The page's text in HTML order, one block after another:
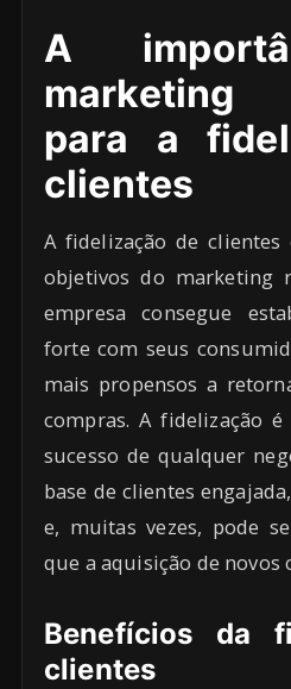
A
marketing
para a
clientes
A fidelização de
objetivos do marketing
empresa consegue
forte com seus
mais propensos a
compras. A fidelização
sucesso de qualquer
base de clientes
e, muitas vezes, pode
que a aquisição de novos
Benefícios da
clientes